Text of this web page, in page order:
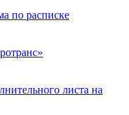
по расписке
листа на